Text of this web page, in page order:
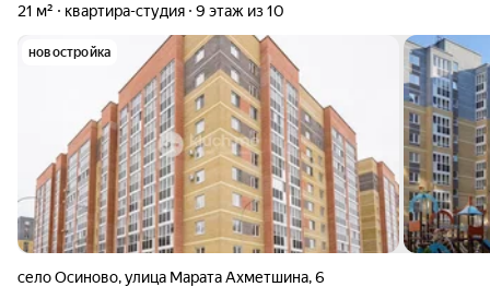
21 м² квартира-студия 9 этаж из 10
новостройка
село Осиново,улица Марата Ахметшина,6